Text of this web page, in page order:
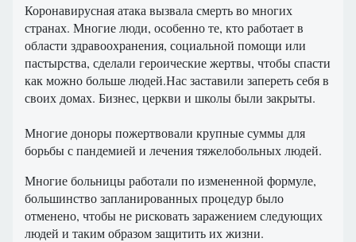
Коронавирусная атака вызвала смерть во многих
странах. Многие люди, особенно те, кто работает в
области здравоохранения, социальной помощи или
пастырства, сделали героические жертвы, чтобы спасти
как можно больше людей.Нас заставили запереть себя в
своих домах. Бизнес, церкви и школы были закрыты.
Многие доноры пожертвовали крупные суммы для
борьбы с пандемией и лечения тяжелобольных людей.
Многие больницы работали по измененной формуле,
большинство запланированных процедур было
отменено, чтобы не рисковать заражением следующих
людей и таким образом защитить их жизни.